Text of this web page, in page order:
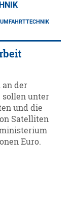
an der
sollen unter
und die
Satelliten
Euro.